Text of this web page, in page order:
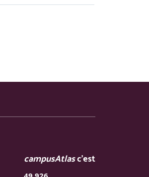
campusAtlasc'est